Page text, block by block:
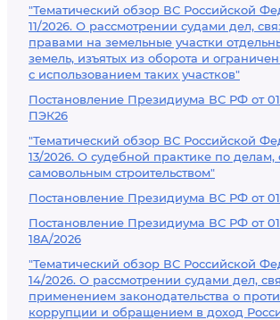
"Тематический обзор ВС Российской
11/2026. О рассмотрении судами дел,
правами на земельные участки
земель, изъятых из оборота и
с использованием таких участков"
Постановление Президиума ВС РФ от
ПЭК26
"Тематический обзор ВС Российской
13/2026. О судебной практике по делам,
самовольным строительством"
Постановление Президиума ВС РФ от
Постановление Президиума ВС РФ от
18А/2026
"Тематический обзор ВС Российской
14/2026. О рассмотрении судами дел,
применением законодательства о
коррупции и обращением в доход